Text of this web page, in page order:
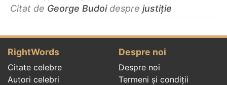
Citat de George Budoidespre justiție
RightWords
Citate celebre
Autori celebri
Despre noi
Despre noi
Termeni și condiții